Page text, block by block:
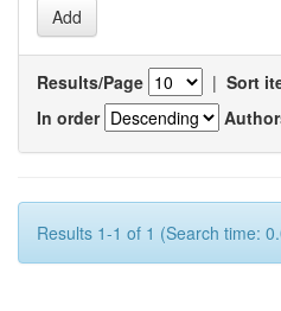
Results/Page | Sort
In order
Results 1-1 of 1 (Search time: